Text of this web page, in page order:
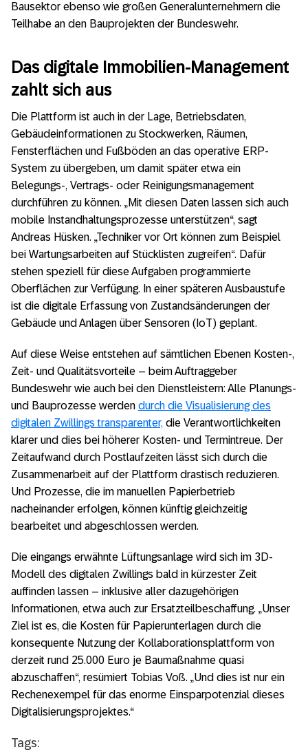
Bausektor ebenso wie großen Generalunternehmern die
Teilhabe an den Bauprojekten der Bundeswehr.
Das digitale Immobilien-Management
zahlt sich aus
Die Plattform ist auch in der Lage, Betriebsdaten,
Gebäudeinformationen zu Stockwerken, Räumen,
Fensterflächen und Fußböden an das operative ERP-
System zu übergeben, um damit später etwa ein
Belegungs-, Vertrags- oder Reinigungsmanagement
durchführen zu können. „Mit diesen Daten lassen sich auch
mobile Instandhaltungsprozesse unterstützen“, sagt
Andreas Hüsken. „Techniker vor Ort können zum Beispiel
bei Wartungsarbeiten auf Stücklisten zugreifen“. Dafür
stehen speziell für diese Aufgaben programmierte
Oberflächen zur Verfügung. In einer späteren Ausbaustufe
ist die digitale Erfassung von Zustandsänderungen der
Gebäude und Anlagen über Sensoren (IoT) geplant.
Auf diese Weise entstehen auf sämtlichen Ebenen Kosten-,
Zeit- und Qualitätsvorteile – beim Auftraggeber
Bundeswehr wie auch bei den Dienstleistern: Alle Planungs-
und Bauprozesse werden durch die Visualisierung des
digitalen Zwillings transparenter, die Verantwortlichkeiten
klarer und dies bei höherer Kosten- und Termintreue. Der
Zeitaufwand durch Postlaufzeiten lässt sich durch die
Zusammenarbeit auf der Plattform drastisch reduzieren.
Und Prozesse, die im manuellen Papierbetrieb
nacheinander erfolgen, können künftig gleichzeitig
bearbeitet und abgeschlossen werden.
Die eingangs erwähnte Lüftungsanlage wird sich im 3D-
Modell des digitalen Zwillings bald in kürzester Zeit
auffinden lassen – inklusive aller dazugehörigen
Informationen, etwa auch zur Ersatzteilbeschaffung. „Unser
Ziel ist es, die Kosten für Papierunterlagen durch die
konsequente Nutzung der Kollaborationsplattform von
derzeit rund 25.000 Euro je Baumaßnahme quasi
abzuschaffen“, resümiert Tobias Voß. „Und dies ist nur ein
Rechenexempel für das enorme Einsparpotenzial dieses
Digitalisierungsprojektes.“
Tags: